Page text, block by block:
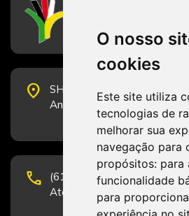
O nosso
cookies
Este site utiliza
tecnologias de
melhorar sua
navegação para
propósitos: para
funcionalidade
para
place
SHS Quadra 6, Bloco E,
Andar, Sala 2001 - CEP
phone
(61) 3223-1652 e (61)
Atendimento por telefone